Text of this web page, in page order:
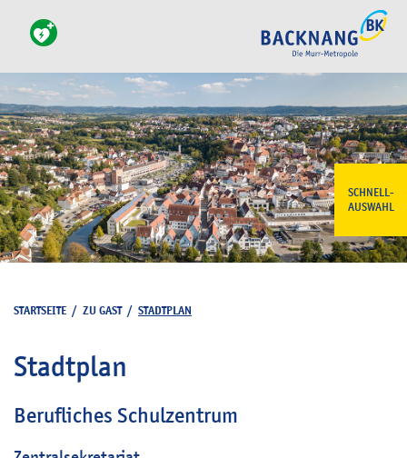
SCHNELL-
AUSWAHL
STARTSEITE / ZU GAST/ STADTPLAN
Stadtplan
Berufliches Schulzentrum